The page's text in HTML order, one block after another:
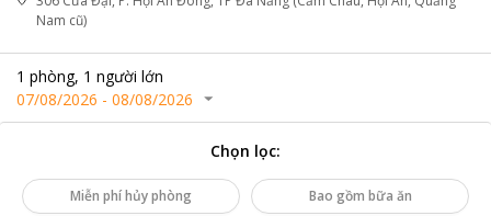
Nam cũ)
1 phòng, 1 người lớn
07/08/2026 - 08/08/2026
Chọn lọc:
Miễn phí hủy phòng Bao gồm bữa ăn